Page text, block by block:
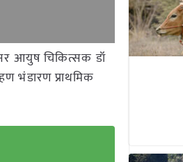
आयुष चिकित्सक डॉ
भंडारण प्राथमिक